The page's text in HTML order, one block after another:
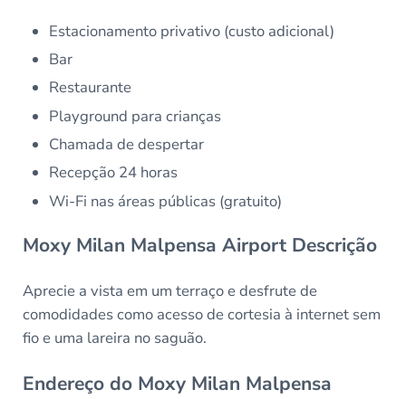
Estacionamento privativo (custo adicional)
Bar
Restaurante
Playground para crianças
Chamada de despertar
Recepção 24 horas
Wi-Fi nas áreas públicas (gratuito)
Moxy Milan Malpensa Airport Descrição
Aprecie a vista em um terraço e desfrute de
comodidades como acesso de cortesia à internet sem
fio e uma lareira no saguão.
Endereço do Moxy Milan Malpensa